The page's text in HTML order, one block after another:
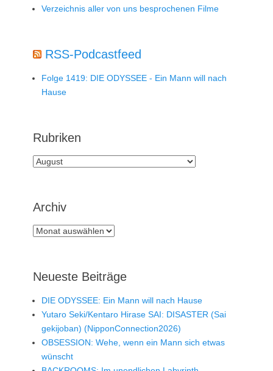
Verzeichnis aller von uns besprochenen Filme
RSS-Podcastfeed
Folge 1419: DIE ODYSSEE - Ein Mann will nach
Hause
Rubriken
Rubriken
Archiv
Archiv
Neueste Beiträge
DIE ODYSSEE: Ein Mann will nach Hause
Yutaro Seki/Kentaro Hirase SAI: DISASTER (Sai
gekijoban) (NipponConnection2026)
OBSESSION: Wehe, wenn ein Mann sich etwas
wünscht